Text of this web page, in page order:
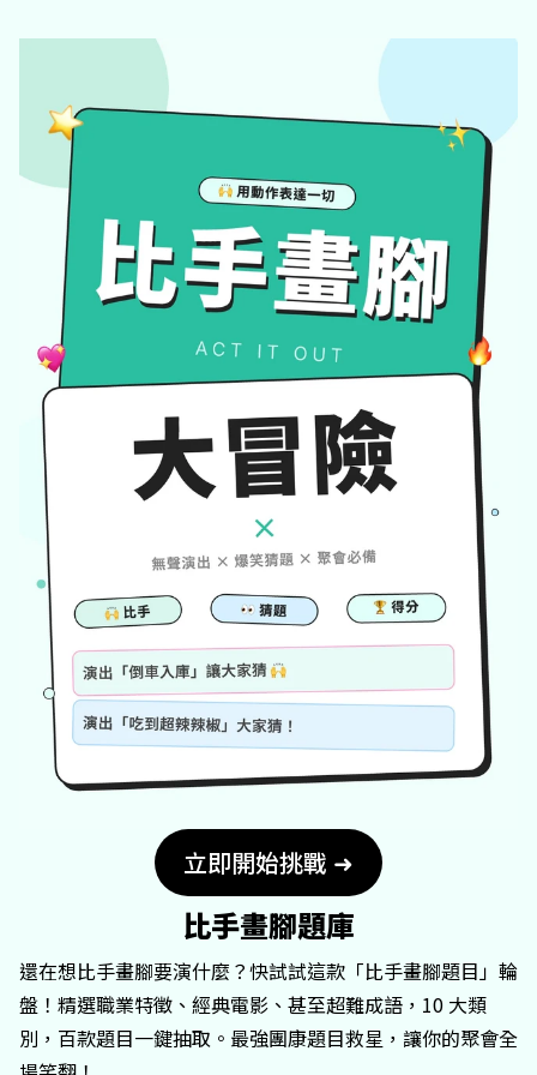
立即開始挑戰 ➜
比手畫腳題庫
還在想比手畫腳要演什麼？快試試這款「比手畫腳題目」輪
盤！精選職業特徵、經典電影、甚至超難成語，10 大類
別，百款題目一鍵抽取。最強團康題目救星，讓你的聚會全